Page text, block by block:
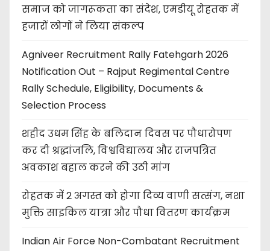
समाज को जागरूकता का संदेश, एमडीयू रोहतक में
हजारों लोगों ने लिया संकल्प
Agniveer Recruitment Rally Fatehgarh 2026
Notification Out – Rajput Regimental Centre
Rally Schedule, Eligibility, Documents &
Selection Process
शहीद उधम सिंह के बलिदान दिवस पर पौधारोपण
कर दी श्रद्धांजलि, विश्वविद्यालय और राजपत्रित
अवकाश बहाल करने की उठी मांग
रोहतक में 2 अगस्त को होगा दिव्य वाणी सत्संग, नशा
मुक्ति साइकिल यात्रा और पौधा वितरण कार्यक्रम
Indian Air Force Non-Combatant Recruitment